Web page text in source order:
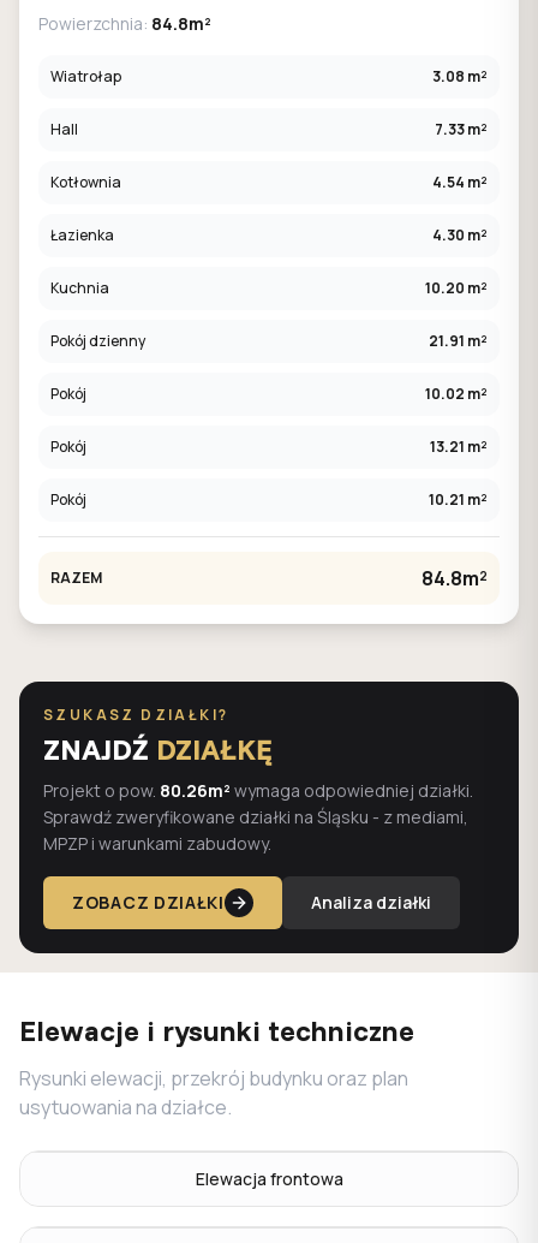
Powierzchnia: 84.8m²
Wiatrołap 3.08 m²
Hall 7.33 m²
Kotłownia 4.54 m²
Łazienka 4.30 m²
Kuchnia 10.20 m²
Pokój dzienny 21.91 m²
Pokój 10.02 m²
Pokój 13.21 m²
Pokój 10.21 m²
RAZEM 84.8m²
SZUKASZ DZIAŁKI?
ZNAJDŹ DZIAŁKĘ
Projekt o pow. 80.26m² wymaga odpowiedniej działki.
Sprawdź zweryfikowane działki na Śląsku - z mediami,
MPZP i warunkami zabudowy.
ZOBACZ DZIAŁKI Analiza działki
Elewacje i rysunki techniczne
Rysunki elewacji, przekrój budynku oraz plan
usytuowania na działce.
Elewacja frontowa